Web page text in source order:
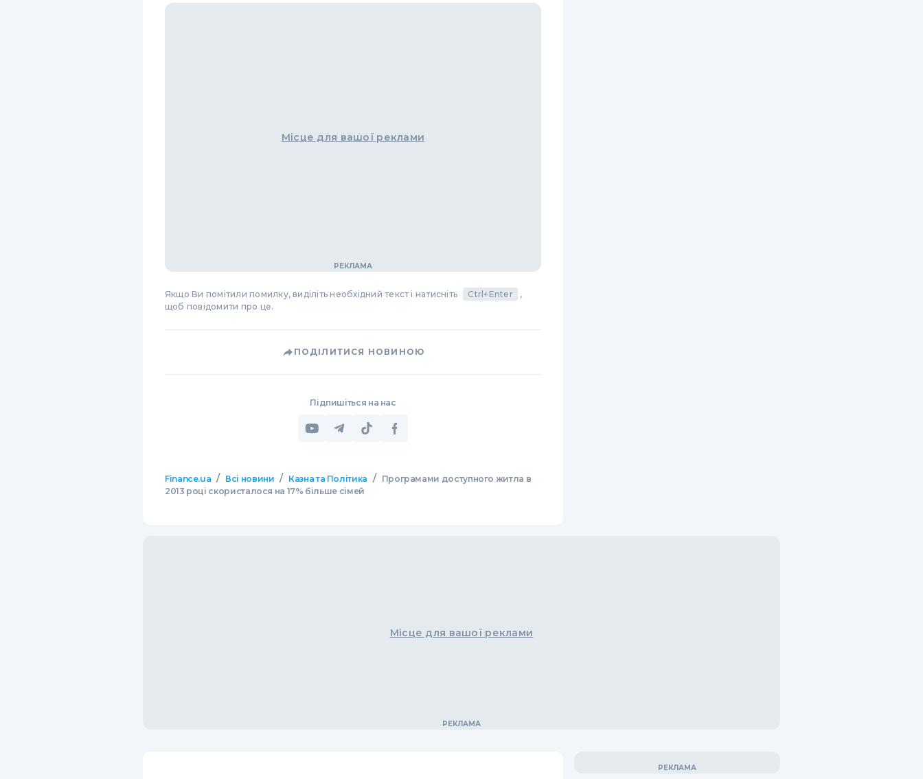
Місце для вашої реклами
Якщо Ви помітили помилку, виділіть необхідний текст і натисніть Ctrl+Enter
,
щоб повідомити про це.
ПОДІЛИТИСЯ НОВИНОЮ
Підпишіться на нас
Finance.ua / Всі новини / Казна та Політика /
Програмами доступного житла в
2013 році скористалося на 17% більше сімей
Місце для вашої реклами